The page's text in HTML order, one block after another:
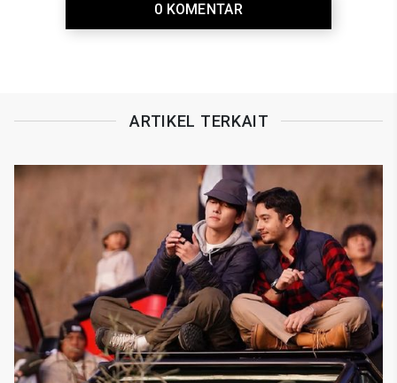
0 KOMENTAR
ARTIKEL TERKAIT